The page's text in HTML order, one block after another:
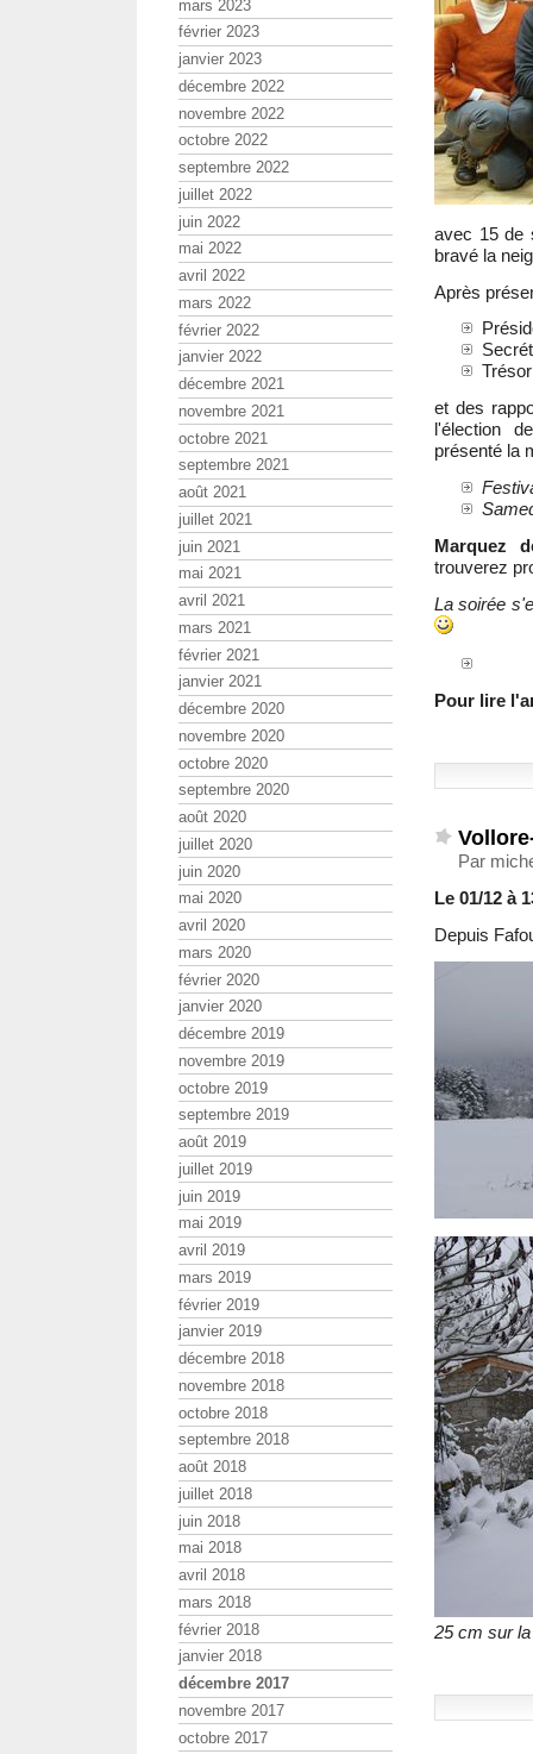
avec 15 de
bravé la
Après
et des
l'élection
présenté la
Marquez
trouverez
La soirée
Pour lire
Par
Le 01/12 à
Depuis
25 cm sur
mars 2023
février 2023
janvier 2023
décembre 2022
novembre 2022
octobre 2022
septembre 2022
juillet 2022
juin 2022
mai 2022
avril 2022
mars 2022
février 2022
janvier 2022
décembre 2021
novembre 2021
octobre 2021
septembre 2021
août 2021
juillet 2021
juin 2021
mai 2021
avril 2021
mars 2021
février 2021
janvier 2021
décembre 2020
novembre 2020
octobre 2020
septembre 2020
août 2020
juillet 2020
juin 2020
mai 2020
avril 2020
mars 2020
février 2020
janvier 2020
décembre 2019
novembre 2019
octobre 2019
septembre 2019
août 2019
juillet 2019
juin 2019
mai 2019
avril 2019
mars 2019
février 2019
janvier 2019
décembre 2018
novembre 2018
octobre 2018
septembre 2018
août 2018
juillet 2018
juin 2018
mai 2018
avril 2018
mars 2018
février 2018
janvier 2018
décembre 2017
novembre 2017
octobre 2017